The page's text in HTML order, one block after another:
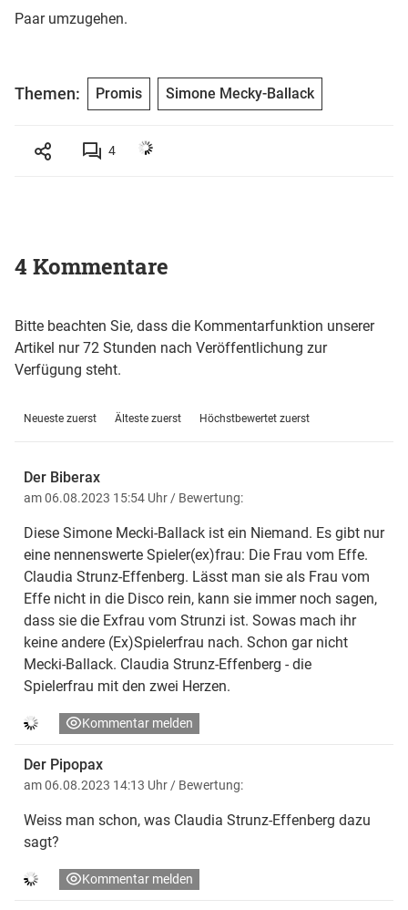
Paar umzugehen.
Themen: Promis Simone Mecky-Ballack
4
4 Kommentare
Bitte beachten Sie, dass die Kommentarfunktion unserer
Artikel nur 72 Stunden nach Veröffentlichung zur
Verfügung steht.
Neueste zuerst Älteste zuerst Höchstbewertet zuerst
Der Biberax
am 06.08.2023 15:54 Uhr / Bewertung:
Diese Simone Mecki-Ballack ist ein Niemand. Es gibt nur
eine nennenswerte Spieler(ex)frau: Die Frau vom Effe.
Claudia Strunz-Effenberg. Lässt man sie als Frau vom
Effe nicht in die Disco rein, kann sie immer noch sagen,
dass sie die Exfrau vom Strunzi ist. Sowas mach ihr
keine andere (Ex)Spielerfrau nach. Schon gar nicht
Mecki-Ballack. Claudia Strunz-Effenberg - die
Spielerfrau mit den zwei Herzen.
Kommentar melden
Der Pipopax
am 06.08.2023 14:13 Uhr / Bewertung:
Weiss man schon, was Claudia Strunz-Effenberg dazu
sagt?
Kommentar melden